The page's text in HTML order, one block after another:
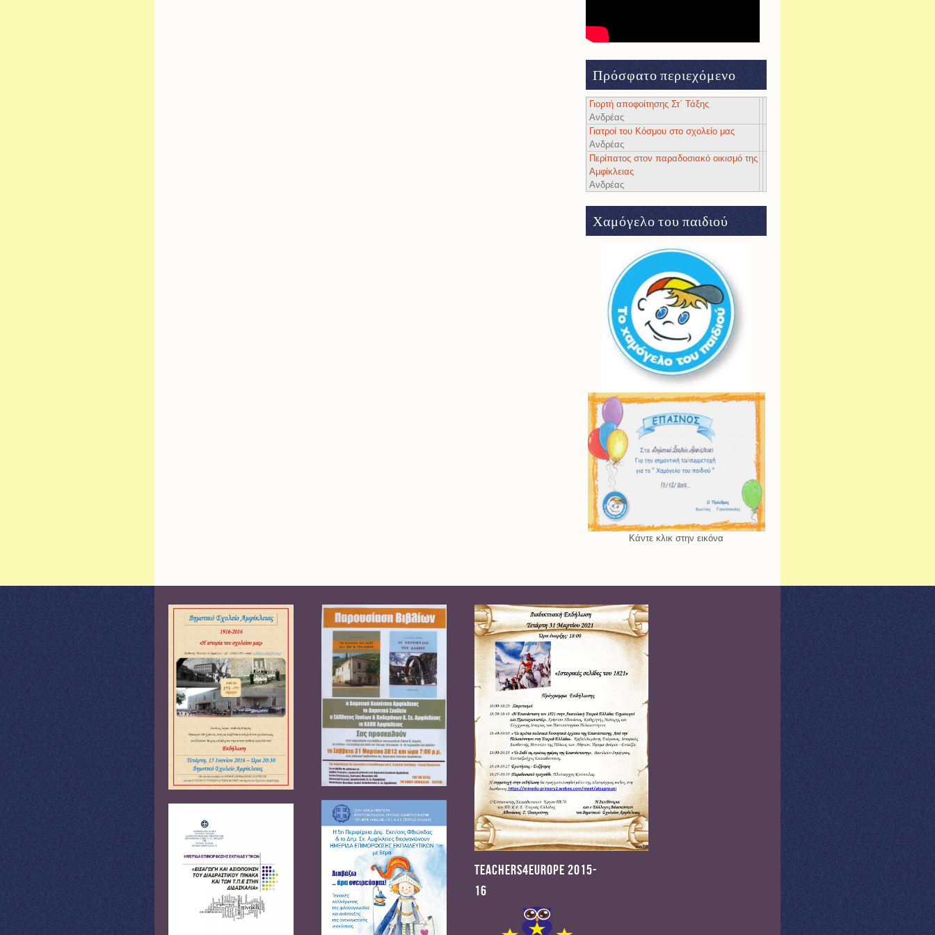
Πρόσφατο περιεχόμενο
Γιορτή αποφοίτησης Στ΄ Τάξης
Ανδρέας
Γιατροί του Κόσμου στο σχολείο μας
Ανδρέας
Περίπατος στον παραδοσιακό οικισμό της
Αμφίκλειας
Ανδρέας
Χαμόγελο του παιδιού
Κάντε κλικ στην εικόνα
Teachers4Europe 2015-
16